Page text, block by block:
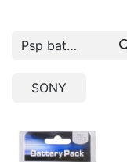
SONY